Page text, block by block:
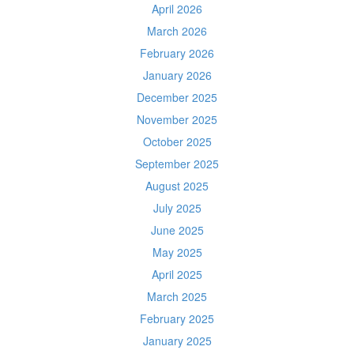
April 2026
March 2026
February 2026
January 2026
December 2025
November 2025
October 2025
September 2025
August 2025
July 2025
June 2025
May 2025
April 2025
March 2025
February 2025
January 2025